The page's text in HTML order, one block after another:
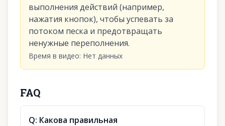
выполнения действий (например,
нажатия кнопок), чтобы успевать за
потоком песка и предотвращать
ненужные переполнения.
Время в видео: Нет данных
FAQ
Q: Какова правильная